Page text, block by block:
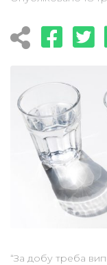
“За добу треба